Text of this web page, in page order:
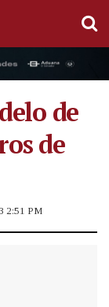
de
de
2:51 PM